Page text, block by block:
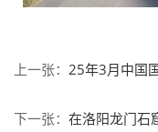
上一张： 25年3月中国
下一张： 在洛阳龙门石